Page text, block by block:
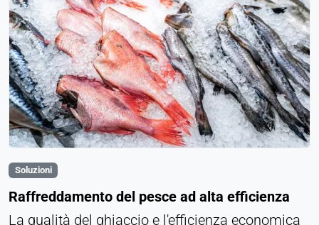
Soluzioni
Raffreddamento del pesce ad alta efficienza
La qualità del ghiaccio e l'efficienza economica